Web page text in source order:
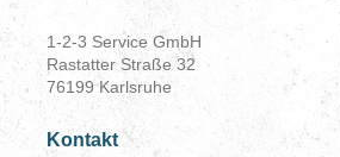
1-2-3 Service GmbH
Rastatter Straße 32
76199 Karlsruhe
Kontakt